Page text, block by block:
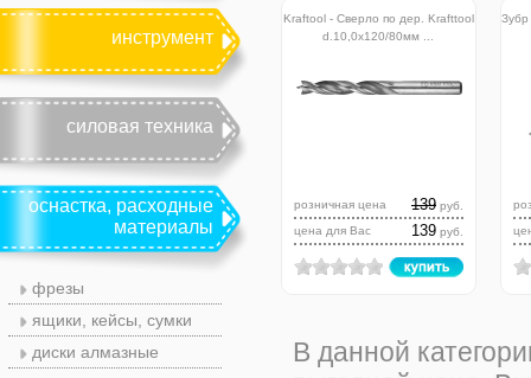
инструмент
силовая техника
оснастка, расходные
материалы
фрезы
ящики, кейсы, сумки
диски алмазные
Kraftool - Сверло по дер. Krafttool
d.10,0х120/80мм ...
розничная цена 139 руб.
цена для Вас
139 руб.
Зубр
В данной